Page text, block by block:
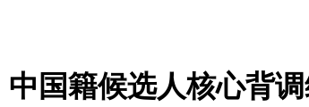
中国籍候选人核心背